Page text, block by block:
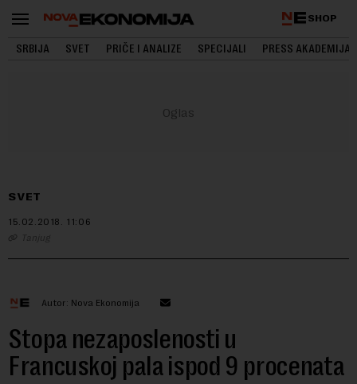
SHOP
SRBIJA SVET PRIČE I ANALIZE SPECIJALI PRESS AKADEMIJA
SVET
15.02.2018. 11:06
Tanjug
Autor: Nova Ekonomija
Stopa nezaposlenosti u
Francuskoj pala ispod 9 procenata